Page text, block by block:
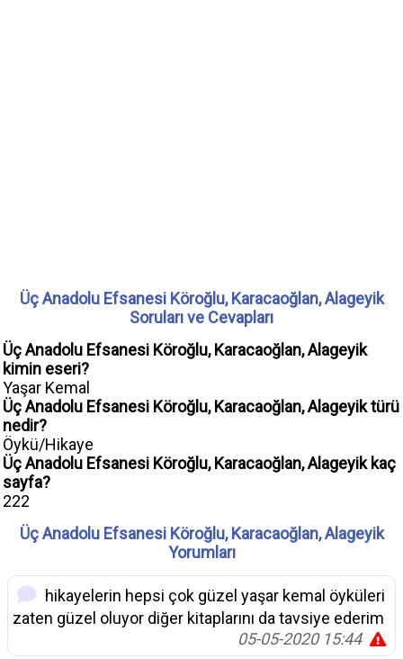
Üç Anadolu Efsanesi Köroğlu, Karacaoğlan, Alageyik
Soruları ve Cevapları
Üç Anadolu Efsanesi Köroğlu, Karacaoğlan, Alageyik
kimin eseri?
Yaşar Kemal
Üç Anadolu Efsanesi Köroğlu, Karacaoğlan, Alageyik türü
nedir?
Öykü/Hikaye
Üç Anadolu Efsanesi Köroğlu, Karacaoğlan, Alageyik kaç
sayfa?
222
Üç Anadolu Efsanesi Köroğlu, Karacaoğlan, Alageyik
Yorumları
hikayelerin hepsi çok güzel yaşar kemal öyküleri
zaten güzel oluyor diğer kitaplarını da tavsiye ederim
05-05-2020 15:44